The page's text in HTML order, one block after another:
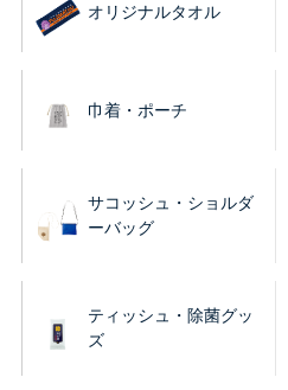
オリジナルタオル
巾着・ポーチ
サコッシュ・ショルダ
ーバッグ
ティッシュ・除菌グッ
ズ